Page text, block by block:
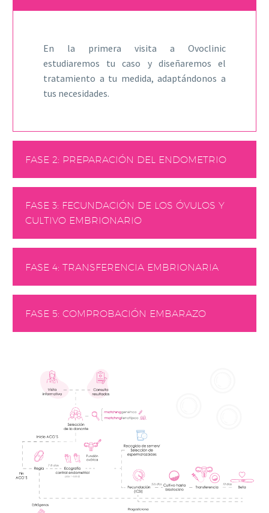
En la primera visita a Ovoclinic
estudiaremos tu caso y diseñaremos el
tratamiento a tu medida, adaptándonos a
tus necesidades.
FASE 2: PREPARACIÓN DEL ENDOMETRIO
FASE 3: FECUNDACIÓN DE LOS ÓVULOS Y
CULTIVO EMBRIONARIO
FASE 4: TRANSFERENCIA EMBRIONARIA
FASE 5: COMPROBACIÓN EMBARAZO